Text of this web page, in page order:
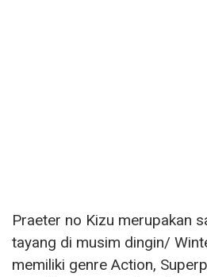
Praeter no Kizu merupakan
tayang di musim dingin/
memiliki genre Action,